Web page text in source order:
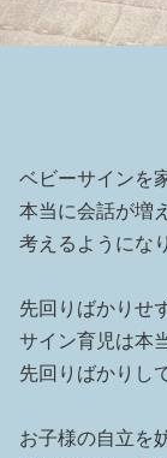
ベビーサインを
本当に会話が増
考えるようにな
先回りばかりせ
サイン育児は本
先回りばかりし
お子様の自立を